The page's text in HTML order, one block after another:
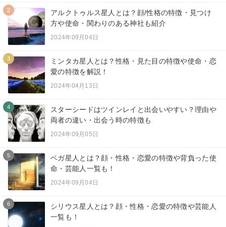
2
アルクトゥルス星人とは？顔/性格の特徴・見つけ
方や使命・関わりのある神社も紹介
2024年09月04日
3
ミンタカ星人とは？性格・見た目の特徴や使命・恋
愛の特徴を解説！
2024年04月13日
4
スターシードはツインレイと出会いやすい？理由や
両者の違い・出会う時の特徴も
2024年09月05日
5
ベガ星人とは？顔・性格・恋愛の特徴や背負った使
命・芸能人一覧も！
2024年09月04日
6
シリウス星人とは？顔・性格・恋愛の特徴や芸能人
一覧も！